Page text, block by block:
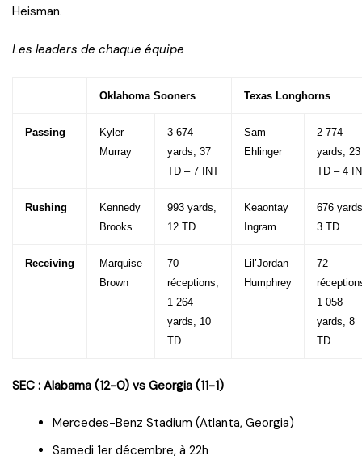
Heisman.
Les leaders de chaque équipe
Oklahoma Sooners Texas Longhorns
Passing
Kyler
Murray
3 674
yards, 37
TD – 7 INT
Sam
Ehlinger
2 774
yards, 23
TD – 4
Rushing
Kennedy
Brooks
993 yards,
12 TD
Keaontay
Ingram
676
3 TD
Receiving
Marquise
Brown
70
réceptions,
1 264
yards, 10
TD
Lil’Jordan
Humphrey
72
1 058
yards, 8
TD
SEC : Alabama (12-0) vs Georgia (11-1)
Mercedes-Benz Stadium (Atlanta, Georgia)
Samedi 1er décembre, à 22h